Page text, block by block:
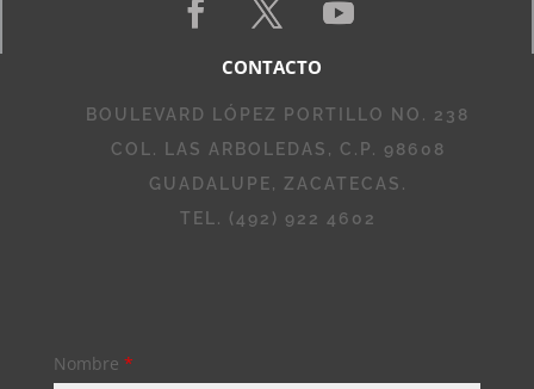
CONTACTO
BOULEVARD LÓPEZ PORTILLO NO. 238
COL. LAS ARBOLEDAS, C.P. 98608
GUADALUPE, ZACATECAS.
TEL. (492) 922 4602
Nombre *